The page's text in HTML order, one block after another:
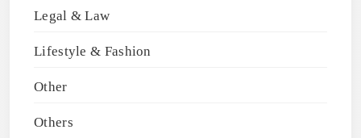
Legal & Law
Lifestyle & Fashion
Other
Others